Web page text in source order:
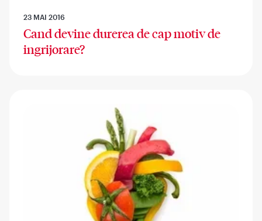
23 MAI 2016
Cand devine durerea de cap motiv de
ingrijorare?